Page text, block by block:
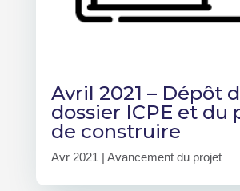
Avril 2021 – Dépôt
dossier ICPE et du
de construire
Avr 2021 | Avancement du projet